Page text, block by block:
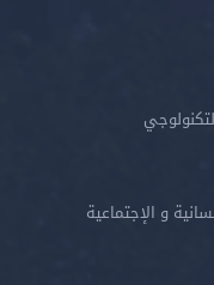
و الإجتماعية